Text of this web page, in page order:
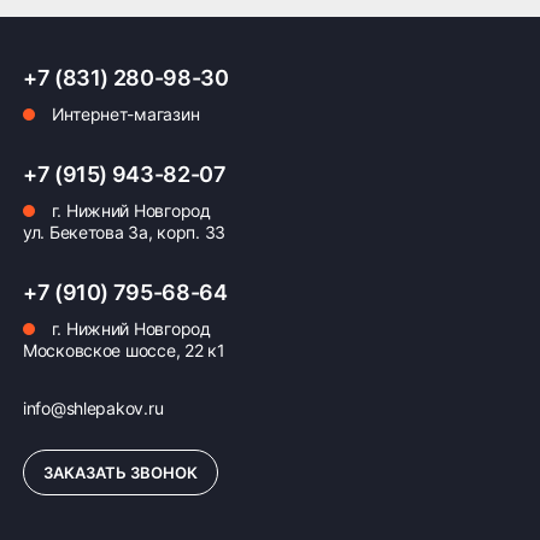
Оплата заказа
Возможна картой, наличными при получении,
формирование счёта для Юр.Лица
ПОДРОБНЕЕ ОБ ОПЛАТЕ
+7 (831) 280-98-30
Интернет-магазин
+7 (915) 943-82-07
г. Нижний Новгород
ул. Бекетова 3а, корп. 33
+7 (910) 795-68-64
г. Нижний Новгород
Московское шоссе, 22 к1
info@shlepakov.ru
ЗАКАЗАТЬ ЗВОНОК